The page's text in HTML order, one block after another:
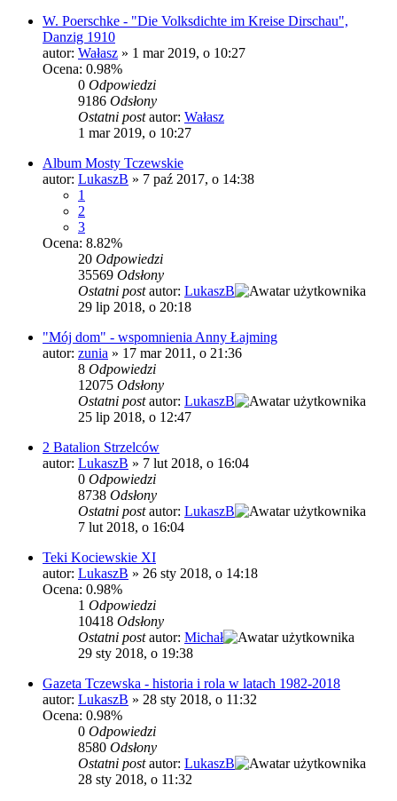
W. Poerschke - "Die Volksdichte im Kreise Dirschau",
Danzig 1910
autor: Wałasz » 1 mar 2019, o 10:27
Ocena: 0.98%
0 Odpowiedzi
9186 Odsłony
Ostatni postautor: Wałasz
1 mar 2019, o 10:27
Album Mosty Tczewskie
autor: LukaszB » 7 paź 2017, o 14:38
1
2
3
Ocena: 8.82%
20 Odpowiedzi
35569 Odsłony
Ostatni postautor: LukaszB
29 lip 2018, o 20:18
"Mój dom" - wspomnienia Anny Łajming
autor: zunia » 17 mar 2011, o 21:36
8 Odpowiedzi
12075 Odsłony
Ostatni postautor: LukaszB
25 lip 2018, o 12:47
2 Batalion Strzelców
autor: LukaszB » 7 lut 2018, o 16:04
0 Odpowiedzi
8738 Odsłony
Ostatni postautor: LukaszB
7 lut 2018, o 16:04
Teki Kociewskie XI
autor: LukaszB » 26 sty 2018, o 14:18
Ocena: 0.98%
1 Odpowiedzi
10418 Odsłony
Ostatni postautor: Michał
29 sty 2018, o 19:38
Gazeta Tczewska - historia i rola w latach 1982-2018
autor: LukaszB » 28 sty 2018, o 11:32
Ocena: 0.98%
0 Odpowiedzi
8580 Odsłony
Ostatni postautor: LukaszB
28 sty 2018, o 11:32